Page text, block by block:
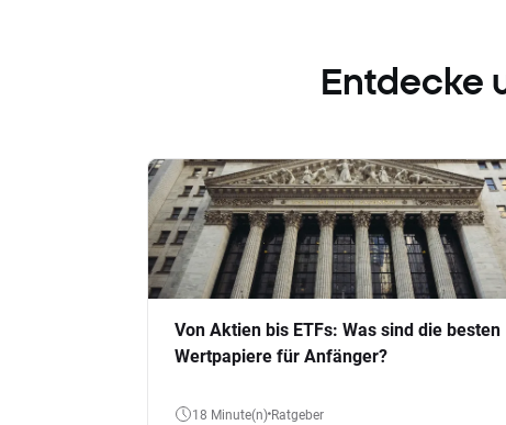
Entdecke
Von Aktien bis ETFs: Was sind die besten
Wertpapiere für Anfänger?
18 Minute(n) Ratgeber